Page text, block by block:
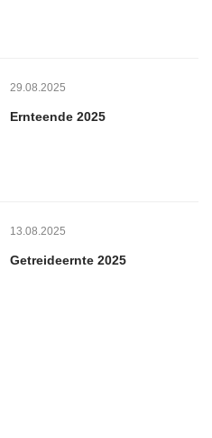
29.08.2025
Ernteende 2025
13.08.2025
Getreideernte 2025